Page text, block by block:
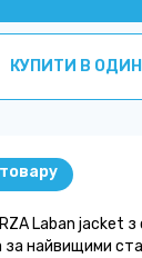
КУПИТИ В ОДИН
Laban jacket з
​​за найвищими